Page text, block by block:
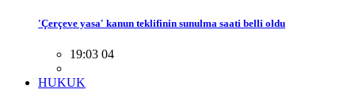
'Çerçeve yasa' kanun teklifinin sunulma saati belli oldu
19:03 04
HUKUK